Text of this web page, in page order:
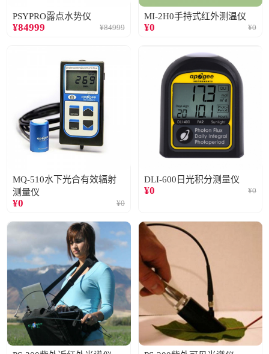
PSYPRO露点水势仪
¥84999 ¥84999
MI-2H0手持式红外测温仪
¥0 ¥0
MQ-510水下光合有效辐射
测量仪
¥0 ¥0
DLI-600日光积分测量仪
¥0 ¥0